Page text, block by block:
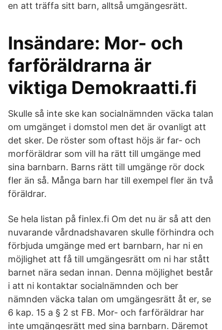
en att träffa sitt barn, alltså umgängesrätt.
Insändare: Mor- och
farföräldrarna är
viktiga Demokraatti.fi
Skulle så inte ske kan socialnämnden väcka talan
om umgänget i domstol men det är ovanligt att
det sker. De röster som oftast höjs är far- och
morföräldrar som vill ha rätt till umgänge med
sina barnbarn. Barns rätt till umgänge rör dock
fler än så. Många barn har till exempel fler än två
föräldrar.
Se hela listan på finlex.fi Om det nu är så att den
nuvarande vårdnadshavaren skulle förhindra och
förbjuda umgänge med ert barnbarn, har ni en
möjlighet att få till umgängesrätt om ni har stått
barnet nära sedan innan. Denna möjlighet består
i att ni kontaktar socialnämnden och ber
nämnden väcka talan om umgängesrätt åt er, se
6 kap. 15 a § 2 st FB. Mor- och farföräldrar har
inte umgängesrätt med sina barnbarn. Däremot